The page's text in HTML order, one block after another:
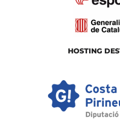
HOSTING